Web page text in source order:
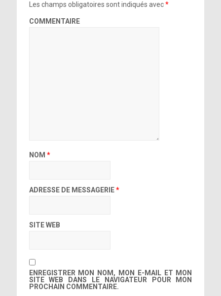
Les champs obligatoires sont indiqués avec*
COMMENTAIRE
NOM *
ADRESSE DE MESSAGERIE*
SITE WEB
ENREGISTRER MON NOM, MON E-MAIL ET MON
SITE WEB DANS LE NAVIGATEUR POUR MON
PROCHAIN COMMENTAIRE.